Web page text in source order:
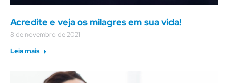
Acredite e veja os milagres em sua vida!
8 de novembro de 2021
Leia mais